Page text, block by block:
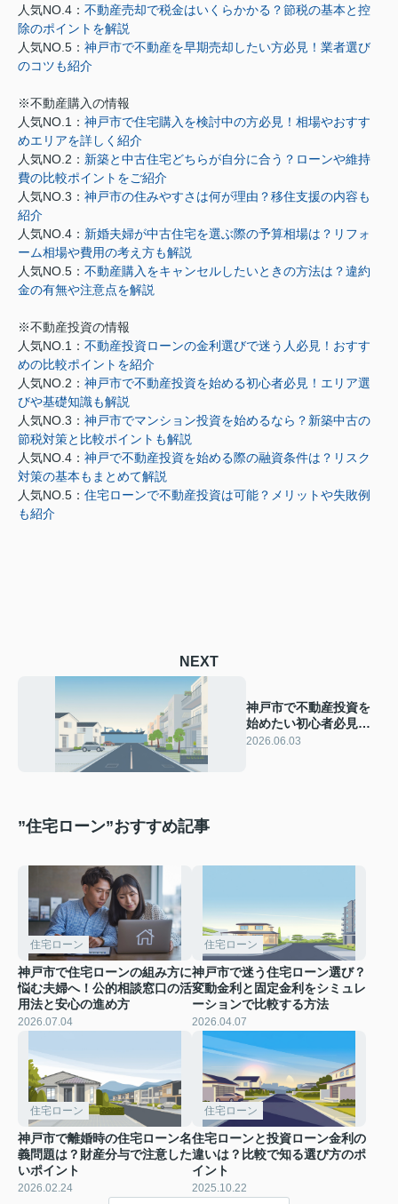
人気NO.4： 不動産売却で税金はいくらかかる？節税の基本と控
除のポイントを解説
人気NO.5： 神戸市で不動産を早期売却したい方必見！業者選び
のコツも紹介
※不動産購入の情報
人気NO.1： 神戸市で住宅購入を検討中の方必見！相場やおすす
めエリアを詳しく紹介
人気NO.2： 新築と中古住宅どちらが自分に合う？ローンや維持
費の比較ポイントをご紹介
人気NO.3： 神戸市の住みやすさは何が理由？移住支援の内容も
紹介
人気NO.4： 新婚夫婦が中古住宅を選ぶ際の予算相場は？リフォ
ーム相場や費用の考え方も解説
人気NO.5： 不動産購入をキャンセルしたいときの方法は？違約
金の有無や注意点を解説
※不動産投資の情報
人気NO.1： 不動産投資ローンの金利選びで迷う人必見！おすす
めの比較ポイントを紹介
人気NO.2： 神戸市で不動産投資を始める初心者必見！エリア選
びや基礎知識も解説
人気NO.3： 神戸市でマンション投資を始めるなら？新築中古の
節税対策と比較ポイントも解説
人気NO.4： 神戸で不動産投資を始める際の融資条件は？リスク
対策の基本もまとめて解説
人気NO.5： 住宅ローンで不動産投資は可能？メリットや失敗例
も紹介
NEXT
神戸市で不動産投資を
始めたい初心者必見！
投資ローンと住宅ロー
2026.06.03
”住宅ローン”おすすめ記事
住宅ローン
神戸市で住宅ローンの組み方に
悩む夫婦へ！公的相談窓口の活
用法と安心の進め方
2026.07.04
住宅ローン
神戸市で迷う住宅ローン選び？
変動金利と固定金利をシミュレ
ーションで比較する方法
2026.04.07
住宅ローン
神戸市で離婚時の住宅ローン名
義問題は？財産分与で注意した
いポイント
2026.02.24
住宅ローン
住宅ローンと投資ローン金利の
違いは？比較で知る選び方のポ
イント
2025.10.22